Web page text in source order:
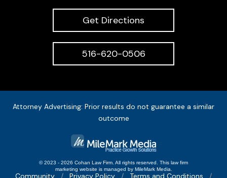
Get Directions
516-620-0506
Attorney Advertising: Prior results do not guarantee a similar
outcome
© 2023 - 2026 Cohan Law Firm. All rights reserved. This law firm
marketing website is managed by MileMark Media.
Community Privacy Policy Terms and Conditions